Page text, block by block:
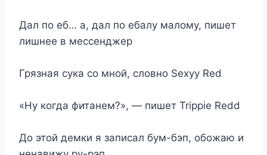
Дал по еб… а, дал по ебалу малому, пишет
лишнее в мессенджер
Грязная сука со мной, словно Sexyy Red
«Ну когда фитанем?», — пишет Trippie Redd
До этой демки я записал бум-бэп, обожаю и